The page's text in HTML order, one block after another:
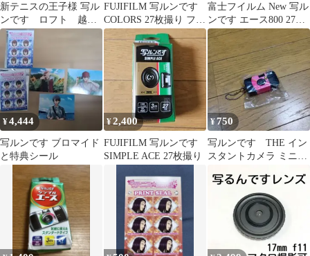
新テニスの王子様 写ル
ンです ロフト 越前
リョーマ フォトカー
ド ブロマイド
FUJIFILM 写ルンです
COLORS 27枚撮り フラ
ッシュ付き 期限切れ
富士フイルム New 写ル
ンです エース800 27枚
撮り 2個セット ISO800
¥4,444
写ルンです ブロマイド
と特典シール
¥2,400
FUJIFILM 写ルンです
SIMPLE ACE 27枚撮り
¥750
写ルンです THE イン
スタントカメラ ミニチ